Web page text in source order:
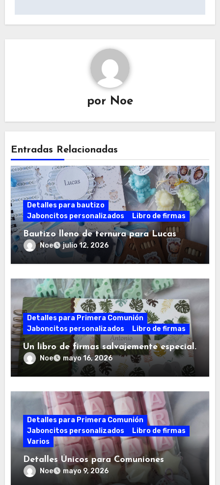
por Noe
Entradas Relacionadas
Detalles para bautizo
Jaboncitos personalizados
Libro de firmas
Bautizo lleno de ternura para Lucas
Noe julio 12, 2026
Detalles para Primera Comunión
Jaboncitos personalizados
Libro de firmas
Un libro de firmas salvajemente especial.
Noe mayo 16, 2026
Detalles para Primera Comunión
Jaboncitos personalizados
Libro de firmas
Varios
Detalles Únicos para Comuniones
Noe mayo 9, 2026